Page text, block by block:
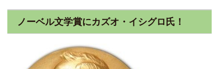
ノーベル文学賞にカズオ・イシグロ氏！